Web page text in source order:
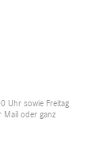
Uhr sowie Freitag
Mail oder ganz